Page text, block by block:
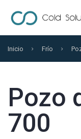
Inicio Frío
Pozo
700